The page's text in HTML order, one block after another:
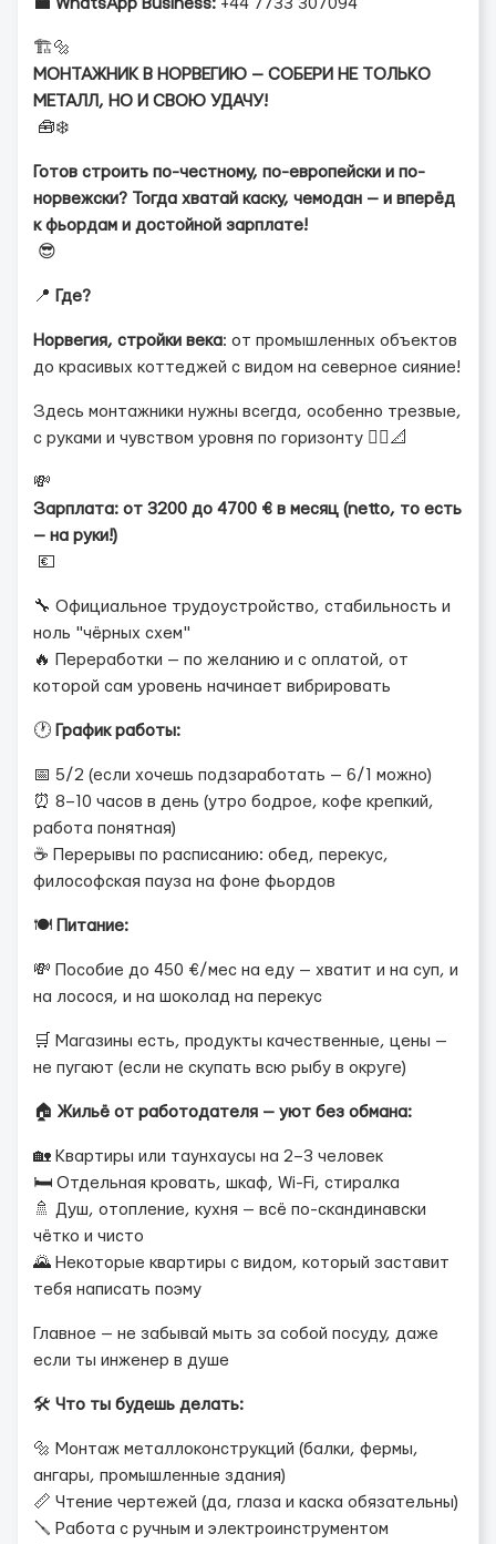
💼 WhatsApp Business: +44 7733 307094
🏗️🔩
МОНТАЖНИК В НОРВЕГИЮ — СОБЕРИ НЕ ТОЛЬКО
МЕТАЛЛ, НО И СВОЮ УДАЧУ!
🧰❄️
Готов строить по-честному, по-европейски и по-
норвежски? Тогда хватай каску, чемодан — и вперёд
к фьордам и достойной зарплате!
😎
📍 Где?
Норвегия, стройки века: от промышленных объектов
до красивых коттеджей с видом на северное сияние!
Здесь монтажники нужны всегда, особенно трезвые,
с руками и чувством уровня по горизонту 👷‍♂️📐
💸
Зарплата: от 3200 до 4700 € в месяц (netto, то есть
— на руки!)
💶
🔧 Официальное трудоустройство, стабильность и
ноль "чёрных схем"
🔥 Переработки — по желанию и с оплатой, от
которой сам уровень начинает вибрировать
🕐 График работы:
📅 5/2 (если хочешь подзаработать — 6/1 можно)
⏰ 8–10 часов в день (утро бодрое, кофе крепкий,
работа понятная)
☕ Перерывы по расписанию: обед, перекус,
философская пауза на фоне фьордов
🍽️ Питание:
💸 Пособие до 450 €/мес на еду — хватит и на суп, и
на лосося, и на шоколад на перекус
🛒 Магазины есть, продукты качественные, цены —
не пугают (если не скупать всю рыбу в округе)
🏠 Жильё от работодателя — уют без обмана:
🏡 Квартиры или таунхаусы на 2–3 человек
🛏️ Отдельная кровать, шкаф, Wi-Fi, стиралка
🚿 Душ, отопление, кухня — всё по-скандинавски
чётко и чисто
🌄 Некоторые квартиры с видом, который заставит
тебя написать поэму
Главное — не забывай мыть за собой посуду, даже
если ты инженер в душе
🛠️ Что ты будешь делать:
🔩 Монтаж металлоконструкций (балки, фермы,
ангары, промышленные здания)
📏 Чтение чертежей (да, глаза и каска обязательны)
🪛 Работа с ручным и электроинструментом